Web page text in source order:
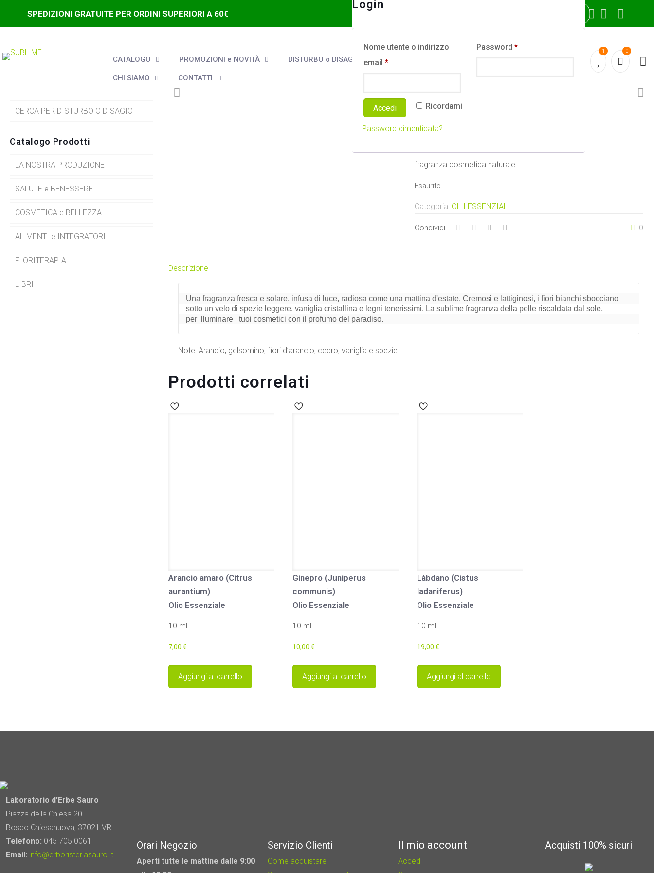
SPEDIZIONI GRATUITE PER ORDINI SUPERIORI A 60€
CATALOGO PROMOZIONI e NOVITÀ DISTURBO o DISAGIO
CHI SIAMO CONTATTI
Login
Nome utente o indirizzo
email *
Password*
Ricordami
Accedi
Password dimenticata?
1 0
SUBLIME
fragranza cosmetica naturale
Esaurito
Categoria: OLII ESSENZIALI
Condividi 0
Descrizione
Una fragranza fresca e solare, infusa di luce, radiosa come una mattina d'estate. Cremosi e lattiginosi, i fiori bianchi sbocciano
sotto un velo di spezie leggere, vaniglia cristallina e legni tenerissimi. La sublime fragranza della pelle riscaldata dal sole,
per illuminare i tuoi cosmetici con il profumo del paradiso.
Note: Arancio, gelsomino, fiori d’arancio, cedro, vaniglia e spezie
Prodotti correlati
Arancio amaro (Citrus
aurantium)
Olio Essenziale
10 ml
7,00 €
Aggiungi al carrello
Ginepro (Juniperus
communis)
Olio Essenziale
10 ml
10,00€
Aggiungi al carrello
Làbdano (Cistus
ladaniferus)
Olio Essenziale
10 ml
19,00 €
Aggiungi al carrello
CERCA PER DISTURBO O DISAGIO
Catalogo Prodotti
LA NOSTRA PRODUZIONE
SALUTE e BENESSERE
COSMETICA e BELLEZZA
ALIMENTI e INTEGRATORI
FLORITERAPIA
LIBRI
Laboratorio d'Erbe Sauro
Piazza della Chiesa 20
Bosco Chiesanuova, 37021 VR
Telefono: 045 705 0061
Email: info@erboristeriasauro.it
Orari Negozio
Aperti tutte le mattine dalle 9:00
Servizio Clienti
Come acquistare
Il mio account
Accedi
Acquisti 100% sicuri